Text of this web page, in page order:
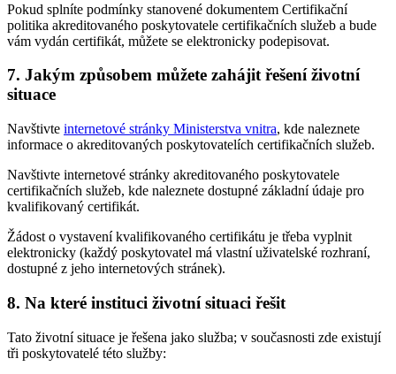
Pokud splníte podmínky stanovené dokumentem Certifikační
politika akreditovaného poskytovatele certifikačních služeb a bude
vám vydán certifikát, můžete se elektronicky podepisovat.
7. Jakým způsobem můžete zahájit řešení životní
situace
Navštivte internetové stránky Ministerstva vnitra, kde naleznete
informace o akreditovaných poskytovatelích certifikačních služeb.
Navštivte internetové stránky akreditovaného poskytovatele
certifikačních služeb, kde naleznete dostupné základní údaje pro
kvalifikovaný certifikát.
Žádost o vystavení kvalifikovaného certifikátu je třeba vyplnit
elektronicky (každý poskytovatel má vlastní uživatelské rozhraní,
dostupné z jeho internetových stránek).
8. Na které instituci životní situaci řešit
Tato životní situace je řešena jako služba; v současnosti zde existují
tři poskytovatelé této služby: